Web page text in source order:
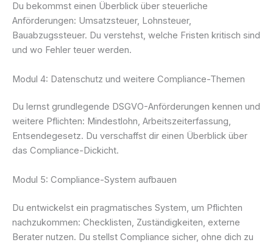
Du bekommst einen Überblick über steuerliche
Anförderungen: Umsatzsteuer, Lohnsteuer,
Bauabzugssteuer. Du verstehst, welche Fristen kritisch sind
und wo Fehler teuer werden.
Modul 4: Datenschutz und weitere Compliance-Themen
Du lernst grundlegende DSGVO-Anförderungen kennen und
weitere Pflichten: Mindestlohn, Arbeitszeiterfassung,
Entsendegesetz. Du verschaffst dir einen Überblick über
das Compliance-Dickicht.
Modul 5: Compliance-System aufbauen
Du entwickelst ein pragmatisches System, um Pflichten
nachzukommen: Checklisten, Zuständigkeiten, externe
Berater nutzen. Du stellst Compliance sicher, ohne dich zu